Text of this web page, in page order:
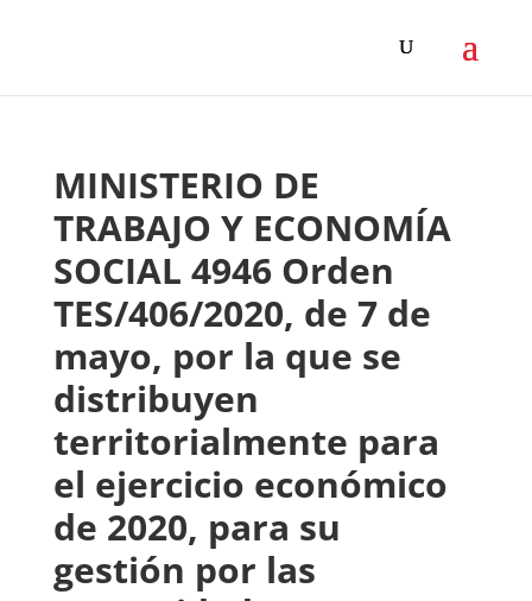
MINISTERIO DE
TRABAJO Y ECONOMÍA
SOCIAL 4946 Orden
TES/406/2020, de 7 de
mayo, por la que se
distribuyen
territorialmente para
el ejercicio económico
de 2020, para su
gestión por las